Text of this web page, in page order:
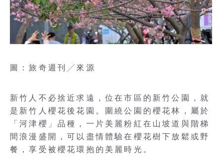
圖：旅奇週刊╱來源
新竹人不必捨近求遠，位在市區的新竹公園，就
是新竹人櫻花後花園。圍繞公園的櫻花林，屬於
「河津櫻」品種，一片美麗粉紅在山坡道與階梯
間浪漫盛開，可以盡情體驗在櫻花樹下放鬆或野
餐，享受被櫻花環抱的美麗時光。